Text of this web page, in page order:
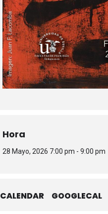
Hora
28 Mayo, 2026 7:00 pm - 9:00 pm
CALENDAR GOOGLECAL